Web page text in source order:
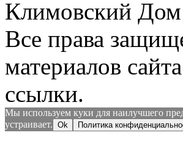
Климовский Дом
Все права
материалов
ссылки.
Мы используем куки для наилучшего
устраивает. Ok Политика